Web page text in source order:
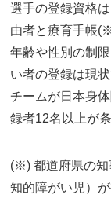
選手の登録資格
由者と療育手帳
年齢や性別の制
い者の登録は現状
チームが日本身
録者12名以上が
(※) 都道府県の知
知的障がい児）